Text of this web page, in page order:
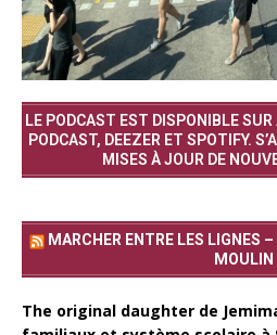
LE PODCAST EST DISPONIBLE
PODCAST, DEEZER ET SPOTIFY.
MISES À JOUR DE
MARCHER ENTRE LES LIGNES
MOULIN
The original daughter de